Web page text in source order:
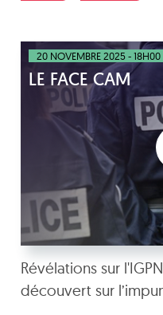
20 NOVEMBRE 2025 - 18H00
LE FACE CAM
Révélations sur
découvert sur